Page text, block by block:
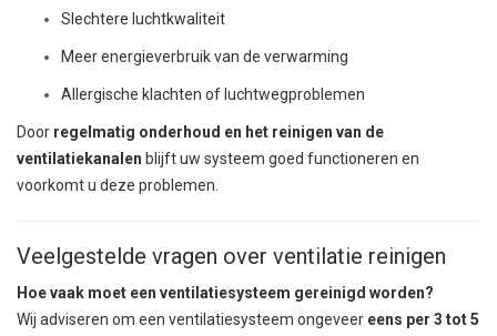
Slechtere luchtkwaliteit
Meer energieverbruik van de verwarming
Allergische klachten of luchtwegproblemen
Door regelmatig onderhoud en het reinigen van de
ventilatiekanalen blijft uw systeem goed functioneren en
voorkomt u deze problemen.
Veelgestelde vragen over ventilatie reinigen
Hoe vaak moet een ventilatiesysteem gereinigd worden?
Wij adviseren om een ventilatiesysteem ongeveer eens per 3 tot 5